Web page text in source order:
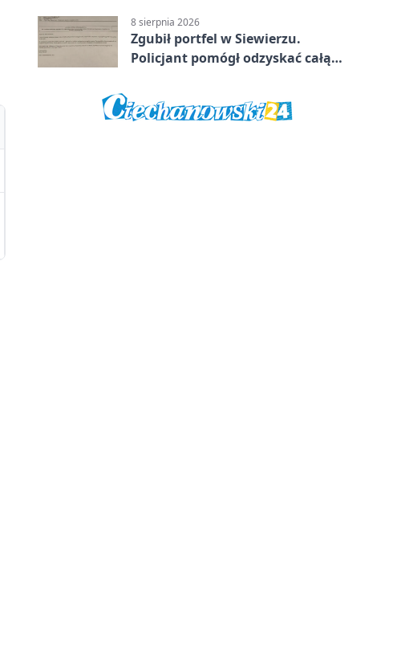
8 sierpnia 2026
Zgubił portfel w Siewierzu.
Policjant pomógł odzyskać całą